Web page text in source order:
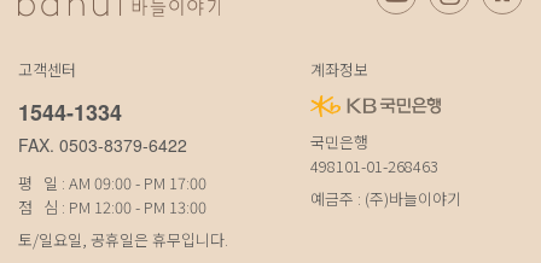
고객센터
1544-1334
FAX. 0503-8379-6422
평 일 : AM 09:00 - PM 17:00
점 심 : PM 12:00 - PM 13:00
토/일요일, 공휴일은 휴무입니다.
계좌정보
국민은행
498101-01-268463
예금주 : (주)바늘이야기